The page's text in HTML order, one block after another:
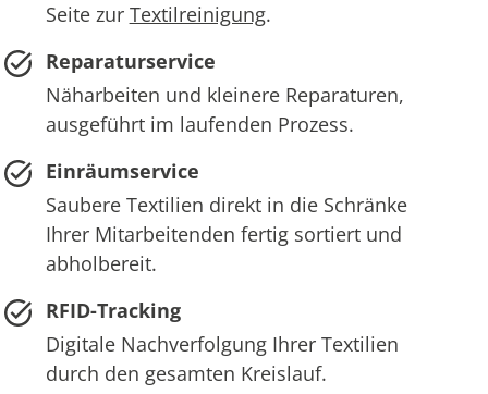
Seite zur Textilreinigung.
Reparaturservice
Näharbeiten und kleinere Reparaturen,
ausgeführt im laufenden Prozess.
Einräumservice
Saubere Textilien direkt in die Schränke
Ihrer Mitarbeitenden fertig sortiert und
abholbereit.
RFID-Tracking
Digitale Nachverfolgung Ihrer Textilien
durch den gesamten Kreislauf.